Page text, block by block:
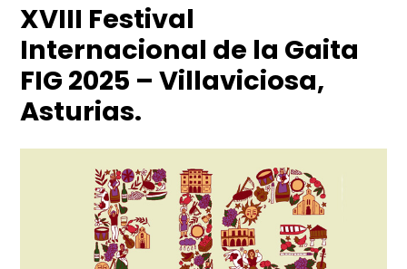
XVIII Festival
Internacional de la Gaita
FIG 2025 – Villaviciosa,
Asturias.